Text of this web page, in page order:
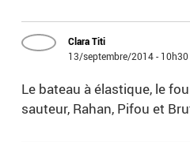
Clara Titi
13/septembre/2014 - 10h30
Le bateau à élastique, le
sauteur, Rahan, Pifou et